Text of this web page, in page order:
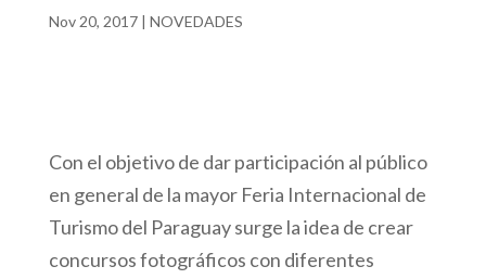
Nov 20, 2017| NOVEDADES
Con el objetivo de dar participación al público
en general de la mayor Feria Internacional de
Turismo del Paraguay surge la idea de crear
concursos fotográficos con diferentes